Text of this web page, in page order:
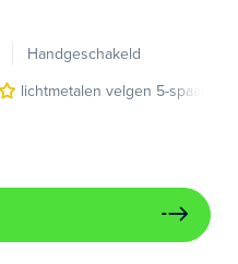
Handgeschakeld
lichtmetalen velgen 5-spaaks